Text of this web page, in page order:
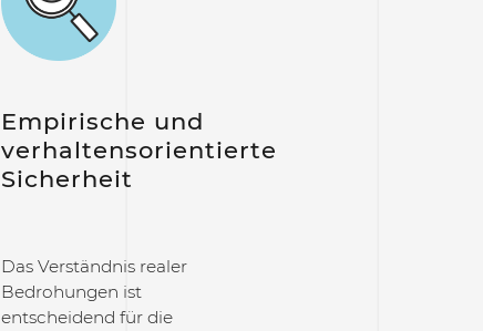
Empirische und
verhaltensorientierte
Sicherheit
Das Verständnis realer
Bedrohungen ist
entscheidend für die